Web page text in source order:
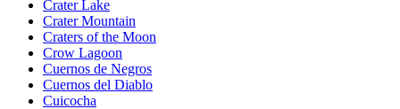
Crater Lake
Crater Mountain
Craters of the Moon
Crow Lagoon
Cuernos de Negros
Cuernos del Diablo
Cuicocha